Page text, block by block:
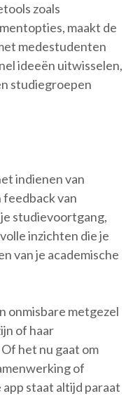
zoals
maakt de
medestudenten
ideeën uitwisselen,
studiegroepen
indienen van
van
studievoortgang,
inzichten die je
van je academische
onmisbare metgezel
of haar
het nu gaat om
of
staat altijd paraat